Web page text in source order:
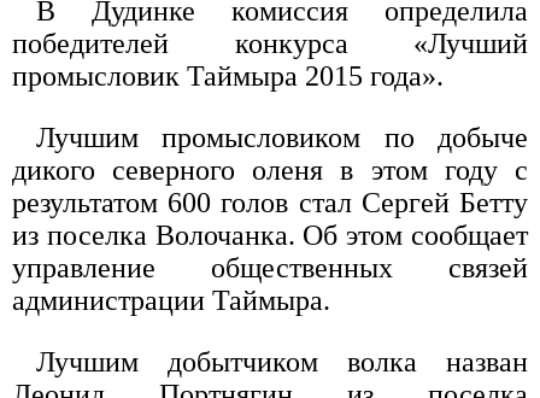
В Дудинке комиссия определила
победителей конкурса «Лучший
промысловик Таймыра 2015 года».
Лучшим промысловиком по добыче
дикого северного оленя в этом году с
результатом 600 голов стал Сергей Бетту
из поселка Волочанка. Об этом сообщает
управление общественных связей
администрации Таймыра.
Лучшим добытчиком волка назван